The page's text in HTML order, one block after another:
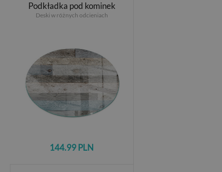
Podkładka pod kominek
Deski w różnych odcieniach
144.99 PLN